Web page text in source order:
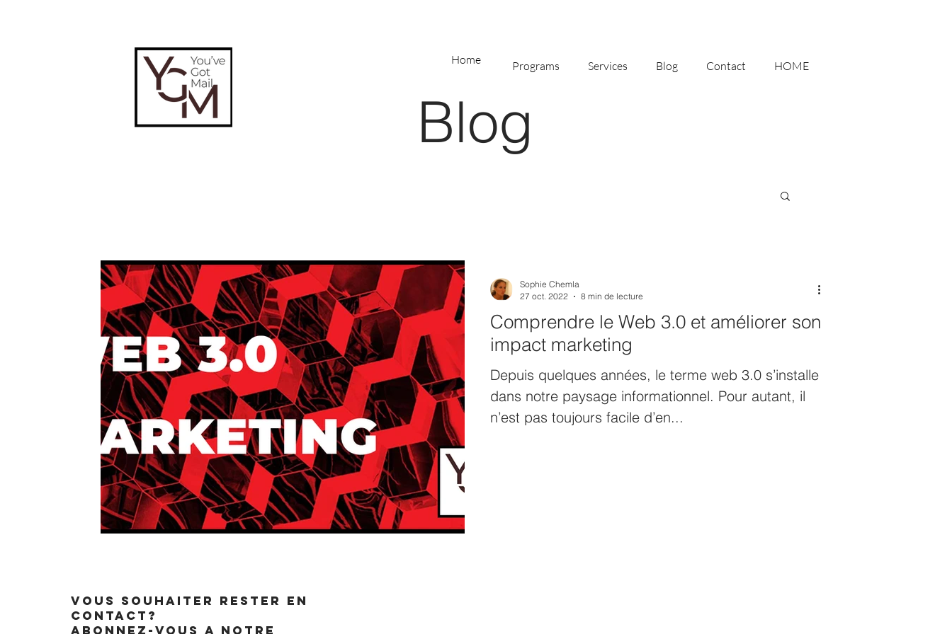
Home Programs Services Blog Contact HOME
Blog
Comprendre le Web 3.0 et améliorer son
impact marketing
Depuis quelques années, le terme web 3.0 s’installe
dans notre paysage informationnel. Pour autant, il
n’est pas toujours facile d’en...
Sophie Chemla
27 oct. 2022
8 min de lecture
vOUS SOUHAITER RESTER EN
CONTACT?
ABONNEZ-VOUS A NOTRE